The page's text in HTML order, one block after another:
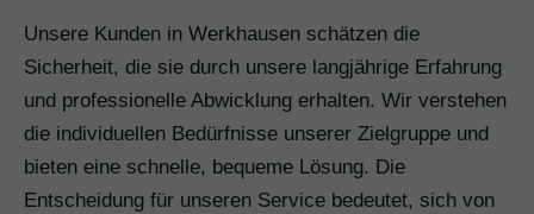
Unsere Kunden in Werkhausen schätzen die
Sicherheit, die sie durch unsere langjährige Erfahrung
und professionelle Abwicklung erhalten. Wir verstehen
die individuellen Bedürfnisse unserer Zielgruppe und
bieten eine schnelle, bequeme Lösung. Die
Entscheidung für unseren Service bedeutet, sich von